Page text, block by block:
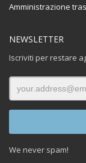
Amministrazione
NEWSLETTER
Iscriviti per restare
We never spam!